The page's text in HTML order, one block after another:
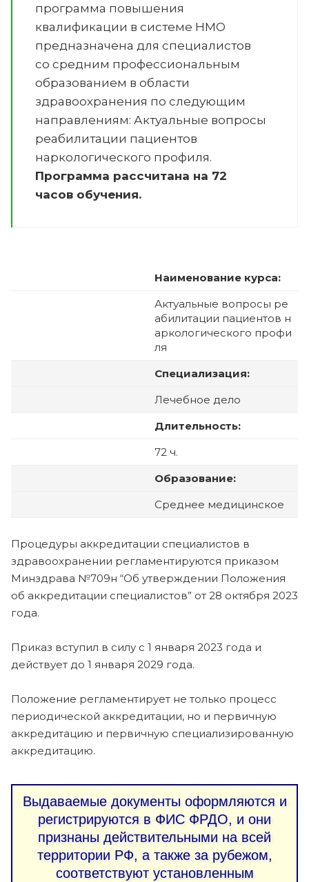
программа повышения
квалификации в системе НМО
предназначена для специалистов
со средним профессиональным
образованием в области
здравоохранения по следующим
направлениям: Актуальные вопросы
реабилитации пациентов
наркологического профиля.
Программа рассчитана на 72
часов обучения.
Наименование курса:
Актуальные вопросы ре
абилитации пациентов н
аркологического профи
ля
Специализация:
Лечебное дело
Длительность:
72 ч.
Образование:
Среднее медицинское
Процедуры аккредитации специалистов в
здравоохранении регламентируются приказом
Минздрава №709н “Об утверждении Положения
об аккредитации специалистов” от 28 октября 2023
года.
Приказ вступил в силу с 1 января 2023 года и
действует до 1 января 2029 года.
Положение регламентирует не только процесс
периодической аккредитации, но и первичную
аккредитацию и первичную специализированную
аккредитацию.
Выдаваемые документы оформляются и
регистрируются в ФИС ФРДО, и они
признаны действительными на всей
территории РФ, а также за рубежом,
соответствуют установленным